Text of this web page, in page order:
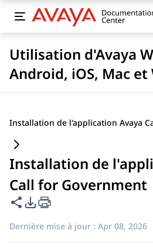
Utilisation d'Avaya
Android, iOS, Mac
Installation de
Call for Government
Partager cette page
Options d'exportation PDF
Dernière mise à jour : Apr 08, 2026